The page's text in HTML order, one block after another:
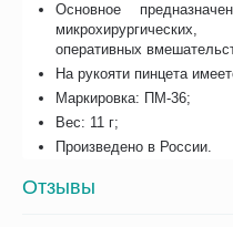
Основное
микрохирургических,
оперативных
На рукояти пинцета
Маркировка: ПМ-36;
Вес: 11 г;
Произведено в России.
Отзывы